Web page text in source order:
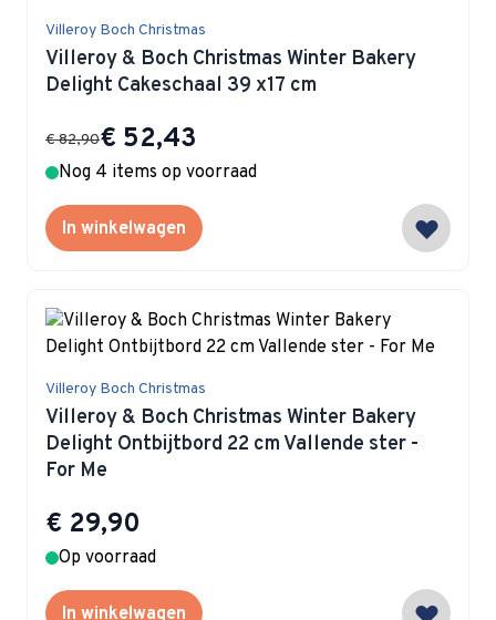
Villeroy Boch Christmas
Villeroy & Boch Christmas Winter Bakery
Delight Cakeschaal 39 x17 cm
Special Price
€ 52,43
€ 82,90
Nog 4 items op voorraad
In winkelwagen
Villeroy Boch Christmas
Villeroy & Boch Christmas Winter Bakery
Delight Ontbijtbord 22 cm Vallende ster -
For Me
€ 29,90
Op voorraad
In winkelwagen